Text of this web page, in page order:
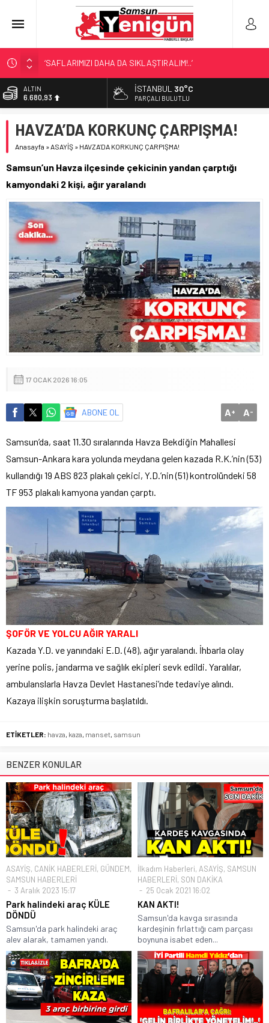
‘SAFLARIMIZI DAHA DA SIKLAŞTIRALIM!..’
SAMSUN’DA ‘DOSTLUK’ GÖSTERİSİ!
BİR SAMSUN KLASİĞİ!
LÖSEV’İN KAHRAMANLARI!
ALTIN
6.680,93
13.795,57
DOLAR
55,2097
İSTANBUL 30°C
PARÇALI BULUTLU
HAVZA’DA KORKUNÇ ÇARPIŞMA!
Anasayfa »ASAYİŞ » HAVZA’DA KORKUNÇ ÇARPIŞMA!
Samsun’un Havza ilçesinde çekicinin yandan çarptığı
kamyondaki 2 kişi, ağır yaralandı
17 OCAK 2026 16:05
ABONE OL A+ A-
Samsun’da, saat 11.30 sıralarında Havza Bekdiğin Mahallesi
Samsun-Ankara kara yolunda meydana gelen kazada R.K.’nin (53)
kullandığı 19 ABS 823 plakalı çekici, Y.D.’nin (51) kontrolündeki 58
TF 953 plakalı kamyona yandan çarptı.
ŞOFÖR VE YOLCU AĞIR YARALI
Kazada Y.D. ve yanındaki E.D. (48), ağır yaralandı. İhbarla olay
yerine polis, jandarma ve sağlık ekipleri sevk edildi. Yaralılar,
ambulanslarla Havza Devlet Hastanesi’nde tedaviye alındı.
Kazaya ilişkin soruşturma başlatıldı.
ETİKETLER: havza, kaza, manset, samsun
BENZER KONULAR
ASAYİŞ, CANİK HABERLERİ, GÜNDEM,
SAMSUN HABERLERİ
3 Aralık 2023 15:17
Park halindeki araç KÜLE
DÖNDÜ
Samsun'da park halindeki araç
alev alarak, tamamen yandı.
İlkadım Haberleri, ASAYİŞ, SAMSUN
HABERLERİ, SON DAKİKA
25 Ocak 2021 16:02
KAN AKTI!
Samsun'da kavga sırasında
kardeşinin fırlattığı cam parçası
boynuna isabet eden...